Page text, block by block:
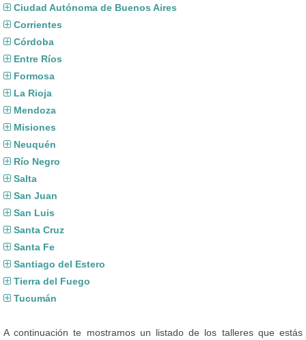
Ciudad Autónoma de Buenos Aires
Corrientes
Córdoba
Entre Ríos
Formosa
La Rioja
Mendoza
Misiones
Neuquén
Río Negro
Salta
San Juan
San Luis
Santa Cruz
Santa Fe
Santiago del Estero
Tierra del Fuego
Tucumán
A continuación te mostramos un listado de los talleres que estás